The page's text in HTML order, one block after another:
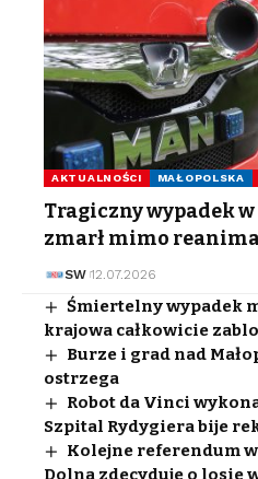
AKTUALNOŚCI MAŁOPOLSKA
Tragiczny wypadek
zmarł mimo
SW 12.07.2026
Śmiertelny wypadek
krajowa całkowicie
Burze i grad nad
ostrzega
Robot da Vinci
Szpital Rydygiera bije
Kolejne referendum w
Dolna zdecyduje o losie